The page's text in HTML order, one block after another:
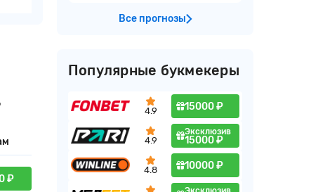
₽
Все прогнозы
Популярные букмекеры
4.9 15000 ₽
4.9
Эксклюзив
15000 ₽
4.8 10000 ₽